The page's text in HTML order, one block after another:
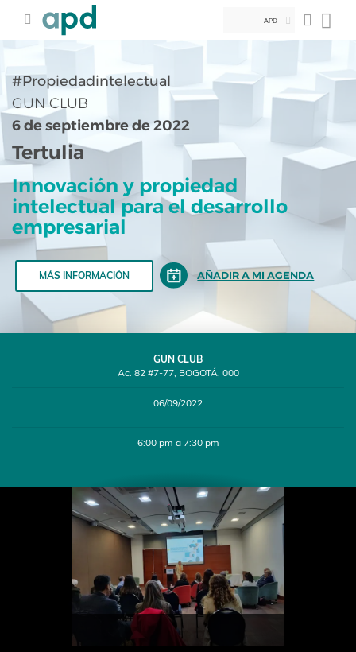
APD
#Propiedadintelectual
GUN CLUB
6 de septiembre de 2022
Tertulia
Innovación y propiedad
intelectual para el desarrollo
empresarial
MÁS INFORMACIÓN AÑADIR A MI AGENDA
GUN CLUB
Ac. 82 #7-77, BOGOTÁ, 000
06/09/2022
6:00 pm a 7:30 pm